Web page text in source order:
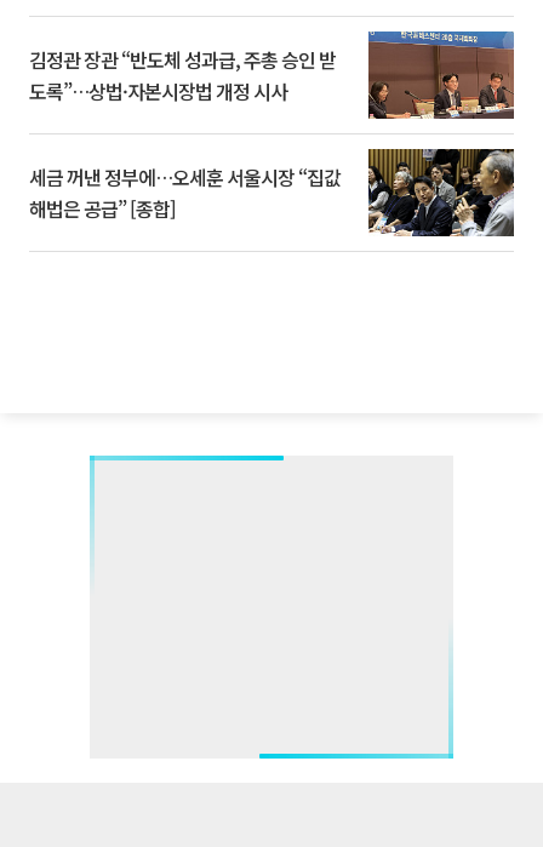
김정관 장관 “반도체 성과급, 주총 승인 받
도록”…상법·자본시장법 개정 시사
세금 꺼낸 정부에…오세훈 서울시장 “집값
해법은 공급” [종합]